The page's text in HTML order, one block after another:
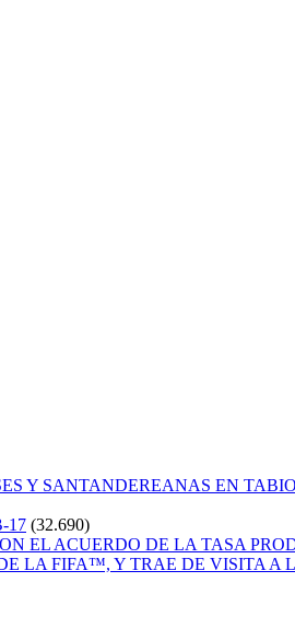
Y SANTANDEREANAS EN
17 (32.690)
EL ACUERDO DE LA TASA
LA FIFA™, Y TRAE DE VISITA A